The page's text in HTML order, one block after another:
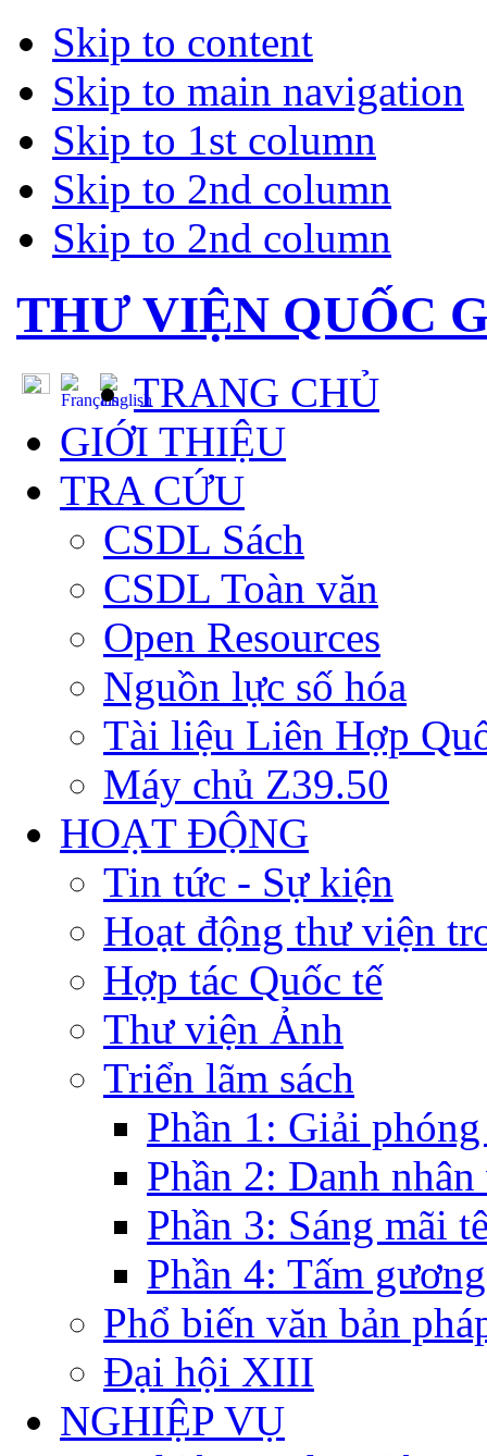
Skip to content
Skip to main navigation
Skip to 1st column
Skip to 2nd column
Skip to 2nd column
THƯ VIỆN QUỐC
TRANG CHỦ
GIỚI THIỆU
TRA CỨU
CSDL Sách
CSDL Toàn văn
Open Resources
Nguồn lực số hóa
Tài liệu Liên Hợp
Máy chủ Z39.50
HOẠT ĐỘNG
Tin tức - Sự kiện
Hoạt động thư viện
Hợp tác Quốc tế
Thư viện Ảnh
Triển lãm sách
Phần 1: Giải
Phần 2: Danh nhân
Phần 3: Sáng mãi
Phần 4: Tấm
Phổ biến văn bản
Đại hội XIII
NGHIỆP VỤ